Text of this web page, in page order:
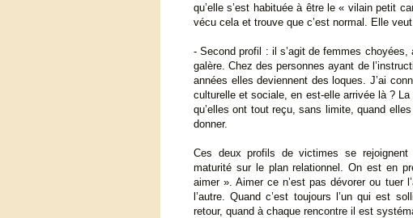
qu’elle s’est habituée à être le « vilain petit
vécu cela et trouve que c’est normal. Elle
- Second profil : il s’agit de femmes
galère. Chez des personnes ayant de
années elles deviennent des loques. J’ai
culturelle et sociale, en est-elle arrivée là ?
qu’elles ont tout reçu, sans limite, quand
donner.
Ces deux profils de victimes se
maturité sur le plan relationnel. On est en
aimer ». Aimer ce n’est pas dévorer ou tuer
l’autre. Quand c’est toujours l’un qui est
retour, quand à chaque rencontre il est